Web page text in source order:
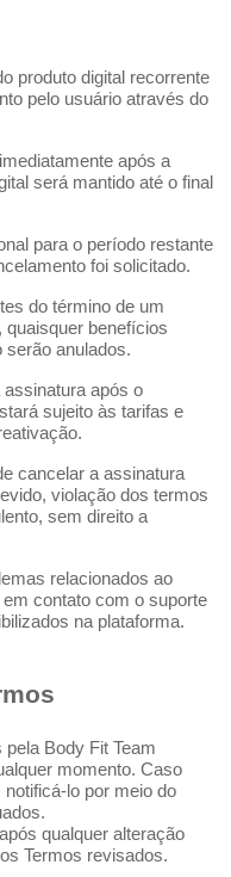
produto digital recorrente
pelo usuário através do
após a
será mantido até o final
para o período restante
foi solicitado.
do término de um
quaisquer benefícios
anulados.
após o
sujeito às tarifas e
cancelar a assinatura
violação dos termos
sem direito a
relacionados ao
contato com o suporte
na plataforma.
Body Fit Team
momento. Caso
lo por meio do
qualquer alteração
Termos revisados.